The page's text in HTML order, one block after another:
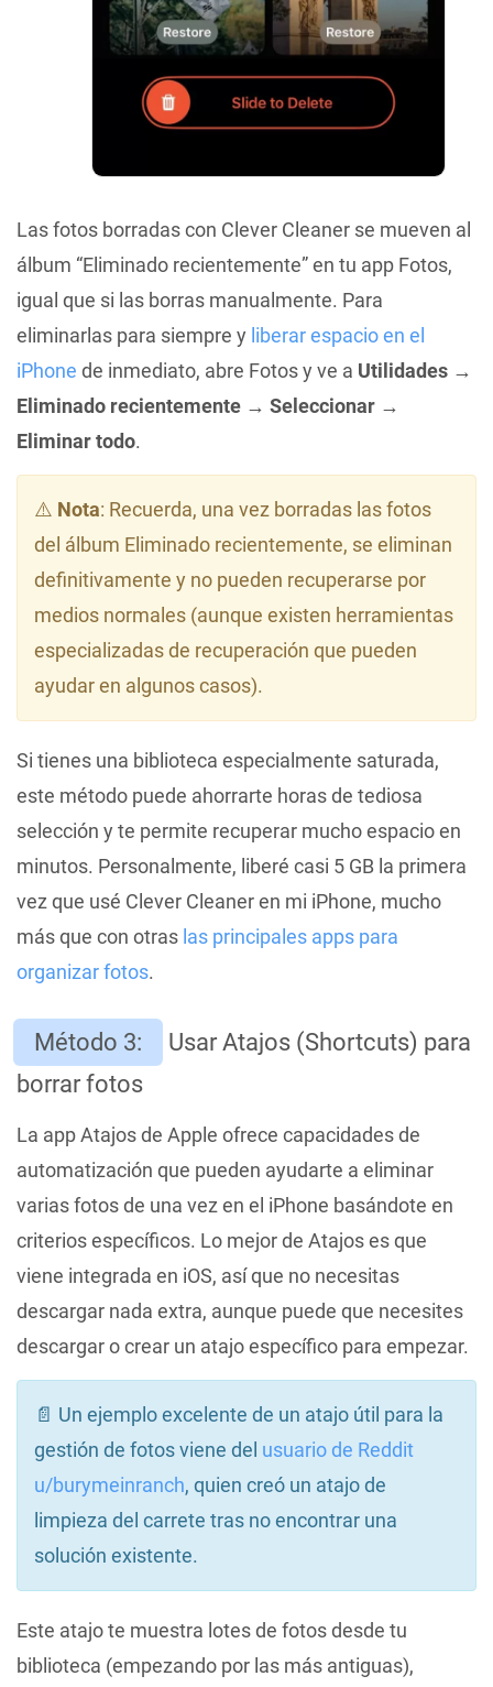
Las fotos borradas con Clever Cleaner se mueven al
álbum “Eliminado recientemente” en tu app Fotos,
igual que si las borras manualmente. Para
eliminarlas para siempre y liberar espacio en el
iPhone de inmediato, abre Fotos y ve a Utilidades →
Eliminado recientemente → Seleccionar →
Eliminar todo.
⚠️ Nota: Recuerda, una vez borradas las fotos
del álbum Eliminado recientemente, se eliminan
definitivamente y no pueden recuperarse por
medios normales (aunque existen herramientas
especializadas de recuperación que pueden
ayudar en algunos casos).
Si tienes una biblioteca especialmente saturada,
este método puede ahorrarte horas de tediosa
selección y te permite recuperar mucho espacio en
minutos. Personalmente, liberé casi 5 GB la primera
vez que usé Clever Cleaner en mi iPhone, mucho
más que con otras las principales apps para
organizar fotos.
Método 3:
Usar Atajos (Shortcuts) para
borrar fotos
La app Atajos de Apple ofrece capacidades de
automatización que pueden ayudarte a eliminar
varias fotos de una vez en el iPhone basándote en
criterios específicos. Lo mejor de Atajos es que
viene integrada en iOS, así que no necesitas
descargar nada extra, aunque puede que necesites
descargar o crear un atajo específico para empezar.
📄 Un ejemplo excelente de un atajo útil para la
gestión de fotos viene del usuario de Reddit
u/burymeinranch, quien creó un atajo de
limpieza del carrete tras no encontrar una
solución existente.
Este atajo te muestra lotes de fotos desde tu
biblioteca (empezando por las más antiguas),